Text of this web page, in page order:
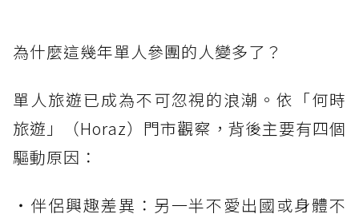
為什麼這幾年單人參團的人變多了？
單人旅遊已成為不可忽視的浪潮。依「何時
旅遊」（Horaz）門市觀察，背後主要有四個
驅動原因：
・伴侶興趣差異：另一半不愛出國或身體不